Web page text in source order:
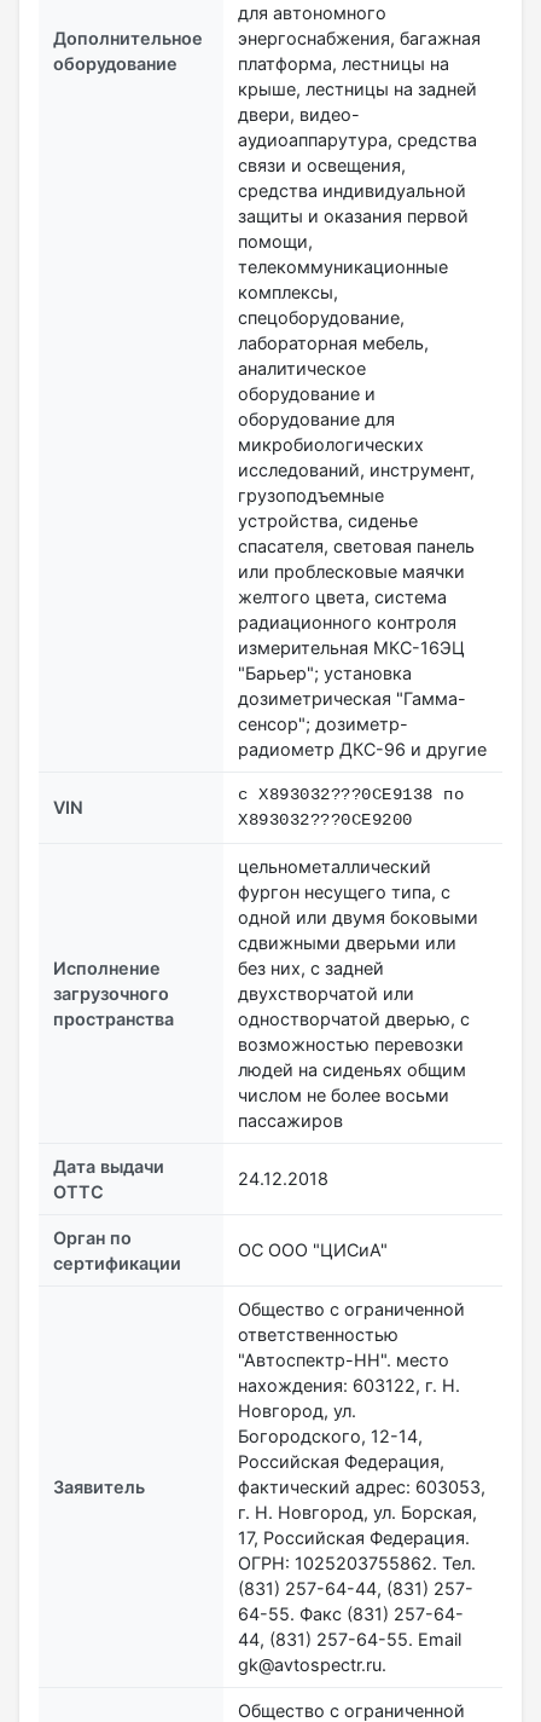
Дополнительное
оборудование
для автономного
энергоснабжения, багажная
платформа, лестницы на
крыше, лестницы на задней
двери, видео-
аудиоаппарутура, средства
связи и освещения,
средства индивидуальной
защиты и оказания первой
помощи,
телекоммуникационные
комплексы,
спецоборудование,
лабораторная мебель,
аналитическое
оборудование и
оборудование для
микробиологических
исследований, инструмент,
грузоподъемные
устройства, сиденье
спасателя, световая панель
или проблесковые маячки
желтого цвета, система
радиационного контроля
измерительная МКС-16ЭЦ
"Барьер"; установка
дозиметрическая "Гамма-
сенсор"; дозиметр-
радиометр ДКС-96 и другие
VIN
с X893032???0CE9138 по
X893032???0CE9200
Исполнение
загрузочного
пространства
цельнометаллический
фургон несущего типа, с
одной или двумя боковыми
сдвижными дверьми или
без них, с задней
двухстворчатой или
одностворчатой дверью, с
возможностью перевозки
людей на сиденьях общим
числом не более восьми
пассажиров
Дата выдачи
ОТТС
24.12.2018
Орган по
сертификации
ОС ООО "ЦИСиА"
Заявитель
Общество с ограниченной
ответственностью
"Автоспектр-НН". место
нахождения: 603122, г. Н.
Новгород, ул.
Богородского, 12-14,
Российская Федерация,
фактический адрес: 603053,
г. Н. Новгород, ул. Борская,
17, Российская Федерация.
ОГРН: 1025203755862. Тел.
(831) 257-64-44, (831) 257-
64-55. Факс (831) 257-64-
44, (831) 257-64-55. Email
gk@avtospectr.ru.
Общество с ограниченной